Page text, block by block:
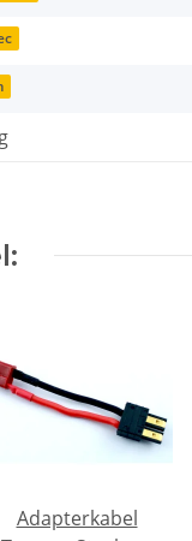
Adapterkabel